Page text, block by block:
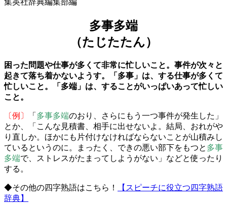
集英社辞典編集部編
多事多端
（たじたたん）
困った問題や仕事が多くて非常に忙しいこと。事件が次々と
起きて落ち着かないようす。「多事」は、する仕事が多くて
忙しいこと。「多端」は、することがいっぱいあって忙しい
こと。
〔例〕 「 多事多端のおり、さらにもう一つ事件が発生した」
とか、「こんな見積書、相手に出せないよ。結局、おれがや
り直しか。ほかにも片付けなければならないことが山積みし
ているというのに。まったく、できの悪い部下をもつと 多事
多端で、ストレスがたまってしようがない」などと使ったり
する。
◆その他の四字熟語はこちら！
【スピーチに役立つ四字熟語
辞典】